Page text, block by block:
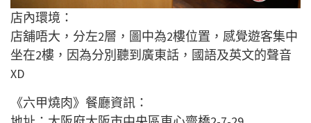
店內環境：
店舖唔大，分左2層，圖中為2樓位置，感覺遊客集中
坐在2樓，因為分別聽到廣東話，國語及英文的聲音
XD
《六甲燒肉》餐廳資訊：